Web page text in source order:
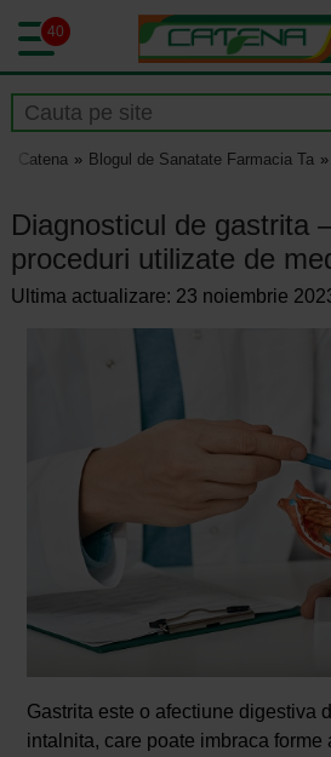
40
Catena Blogul de Sanatate Farmacia Ta
Diagnosticul de gastrita
proceduri utilizate de
Ultima actualizare: 23 noiembrie
Gastrita este o afectiune digestiva
intalnita, care poate imbraca forme